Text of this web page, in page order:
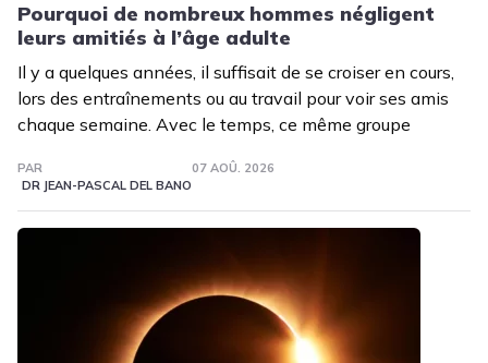
Pourquoi de nombreux hommes négligent
leurs amitiés à l’âge adulte
Il y a quelques années, il suffisait de se croiser en cours,
lors des entraînements ou au travail pour voir ses amis
chaque semaine. Avec le temps, ce même groupe
PAR
DR JEAN-PASCAL DEL BANO
07 AOÛ. 2026